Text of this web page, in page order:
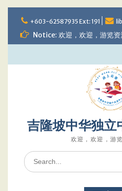
to
content
+603-62587935 Ext: 191
Notice: 欢迎，欢迎，游览资
吉隆坡中华独立
欢迎，欢迎，游
Search
for: